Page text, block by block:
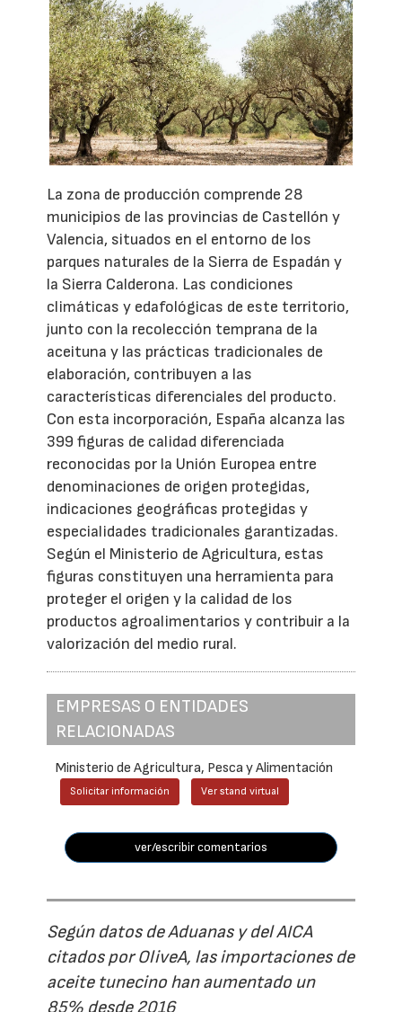
La zona de producción comprende 28
municipios de las provincias de Castellón y
Valencia, situados en el entorno de los
parques naturales de la Sierra de Espadán y
la Sierra Calderona. Las condiciones
climáticas y edafológicas de este territorio,
junto con la recolección temprana de la
aceituna y las prácticas tradicionales de
elaboración, contribuyen a las
características diferenciales del producto.
Con esta incorporación, España alcanza las
399 figuras de calidad diferenciada
reconocidas por la Unión Europea entre
denominaciones de origen protegidas,
indicaciones geográficas protegidas y
especialidades tradicionales garantizadas.
Según el Ministerio de Agricultura, estas
figuras constituyen una herramienta para
proteger el origen y la calidad de los
productos agroalimentarios y contribuir a la
valorización del medio rural.
EMPRESAS O ENTIDADES
RELACIONADAS
Ministerio de Agricultura, Pesca y Alimentación
Solicitar información Ver stand virtual
ver/escribir comentarios
Según datos de Aduanas y del AICA
citados por OliveA, las importaciones de
aceite tunecino han aumentado un
85% desde 2016